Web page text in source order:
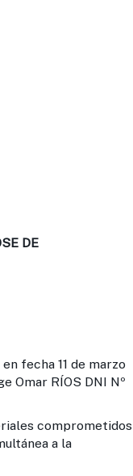
DE
fecha 11 de marzo
Omar RÍOS DNI Nº
comprometidos
a la